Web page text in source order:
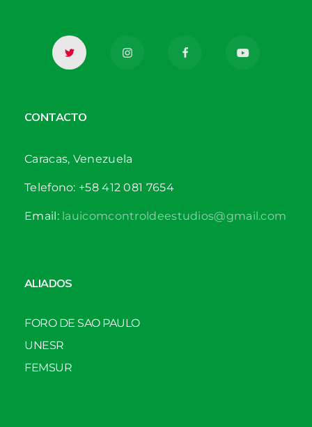
CONTACTO
Caracas, Venezuela
Telefono: +58 412 081 7654
Email:lauicomcontroldeestudios@gmail.com
ALIADOS
FORO DE SAO PAULO
UNESR
FEMSUR